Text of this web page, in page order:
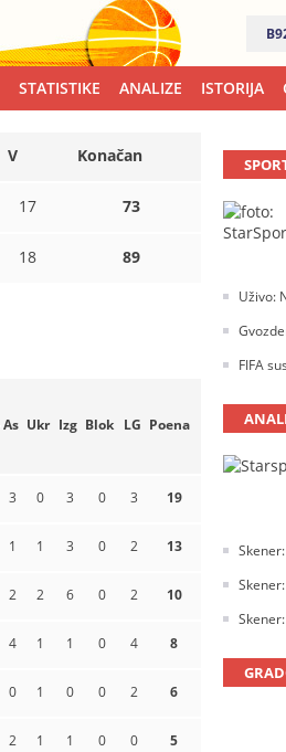
STATISTIKE ANALIZE ISTORIJA
V Konačan
17 73
18 89
As Ukr Izg Blok LG Poena
3 0 3 0 3 19
1 1 3 0 2 13
2 2 6 0 2 10
4 1 1 0 4 8
0 1 0 0 2 6
2 1 1 0 0 5
Uživo:
FIFA